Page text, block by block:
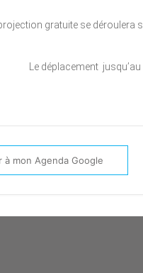
gratuite se déroulera
Le déplacement
à mon Agenda Google